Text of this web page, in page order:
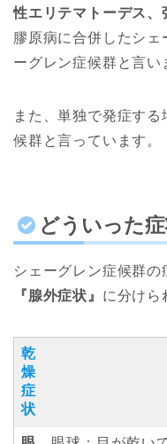
性エリテマトーデス、
膠原病に合併したシェ
ーグレン症候群と言い
また、単独で発症す
候群と言っています。
どういった
シェーグレン症候群の
『腺外症状』 に分けら
乾
燥
症
状